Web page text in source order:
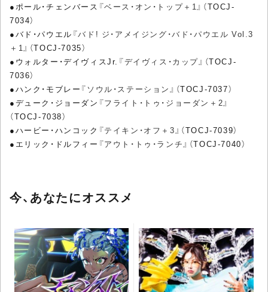
●ポール・チェンバース 『ベース・オン・トップ＋1』 （TOCJ-
7034）
●バド・パウエル 『バド! ジ・アメイジング・バド・パウエル Vol.3
＋1』 （TOCJ-7035）
●ウォルター・デイヴィスJr. 『デイヴィス・カップ』 （TOCJ-
7036）
●ハンク・モブレー 『ソウル・ステーション』 （TOCJ-7037）
●デューク・ジョーダン 『フライト・トゥ・ジョーダン＋2』
（TOCJ-7038）
●ハービー・ハンコック 『テイキン・オフ＋3』 （TOCJ-7039）
●エリック・ドルフィー 『アウト・トゥ・ランチ』 （TOCJ-7040）
今、あなたにオススメ